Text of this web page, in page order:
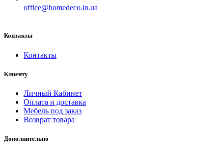
office@homedeco.in.ua
Контакты
Контакты
Клиенту
Личный Кабинет
Оплата и доставка
Мебель под заказ
Возврат товара
Дополнительно